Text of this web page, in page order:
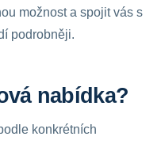
možnost a spojit vás s
podrobněji.
nabídka?
konkrétních